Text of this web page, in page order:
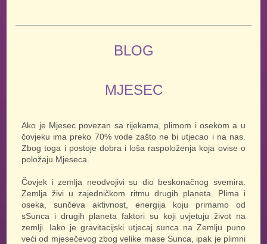
BLOG
MJESEC
Ako je Mjesec povezan sa rijekama, plimom i osekom a u
čovjeku ima preko 70% vode zašto ne bi utjecao i na nas.
Zbog toga i postoje dobra i loša raspoloženja koja ovise o
položaju Mjeseca.
Čovjek i zemlja neodvojivi su dio beskonačnog svemira.
Zemlja živi u zajedničkom ritmu drugih planeta. Plima i
oseka, sunčeva aktivnost, energija koju primamo od
sSunca i drugih planeta faktori su koji uvjetuju život na
zemlji. Iako je gravitacijski utjecaj sunca na Zemlju puno
veći od mjesečevog zbog velike mase Sunca, ipak je plimni